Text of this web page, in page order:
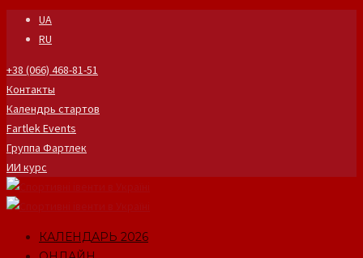
UA
RU
+38 (066) 468-81-51
Контакты
Календрь стартов
Fartlek Events
Группа Фартлек
ИИ курс
КАЛЕНДАРЬ 2026